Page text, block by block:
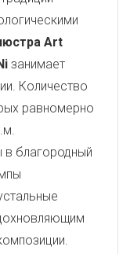
Art
занимает
Количество
равномерно
в благородный